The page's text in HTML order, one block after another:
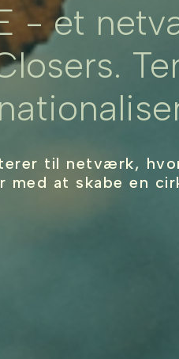
- et
til netværk,
med at skabe en